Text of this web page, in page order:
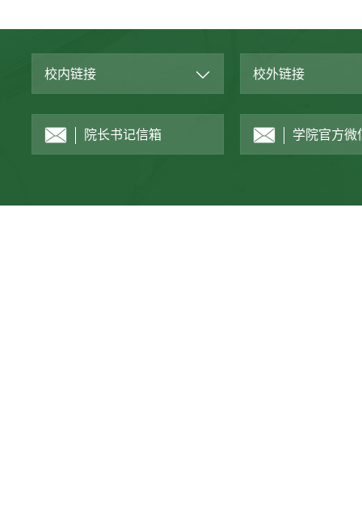
校内链接 校外链接
院长书记信箱 学院官方微